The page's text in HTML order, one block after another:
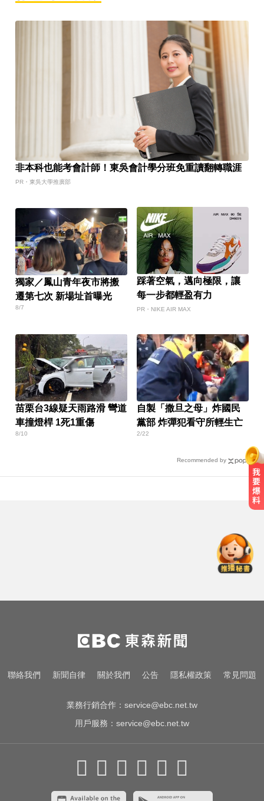
非本科也能考會計師！東吳會計學分班免重讀翻轉職涯
PR・東吳大學推廣部
獨家／鳳山青年夜市將搬
遷第七次 新場址首曝光
8/7
踩著空氣，邁向極限，讓
每一步都輕盈有力
PR・NIKE AIR MAX
苗栗台3線疑天雨路滑 彎道
車撞燈桿 1死1重傷
8/10
自製「撒旦之母」炸國民
黨部 炸彈犯看守所輕生亡
2/22
Recommended by
最長壽
台玻夫人長子離世！親友曝「9年前
轉折」遺孀獨扛後事
台灣迎最大繼承潮 保經提醒留意傳
聯絡我們 新聞自律 關於我們 公告 隱私權政策 常見問題
業務行銷合作： service@ebc.net.tw
用戶服務： service@ebc.net.tw